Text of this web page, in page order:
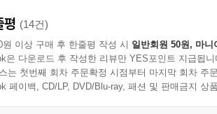
평 (14건)
원 이상 구매 후 한줄평 작성 시 일반회원 50원, 마니
은 다운로드 후 작성한 리뷰만 YES포인트 지급됩니
는 첫번째 회차 주문확정 시점부터 마지막 회차 주
페이백, CD/LP, DVD/Blu-ray, 패션 및 판매금지 상